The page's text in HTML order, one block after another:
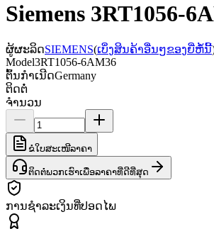
Siemens 3RT1056-
ຜູ້ຜະລິດSIEMENS(ເບິ່ງສິນຄ້າອື່ນໆຂອງຍີ່ຫໍ້ນີ້
Model3RT1056-6AM36
ຕົ້ນກຳເນີດGermany
ຕິດຕໍ່
ຈຳນວນ
ຂໍໃບສະເໜີລາຄາ
ຕິດຕໍ່ພວກເຮົາເພື່ອລາຄາທີ່ດີທີ່ສຸດ
ການຊຳລະເງິນທີ່ປອດໄພ